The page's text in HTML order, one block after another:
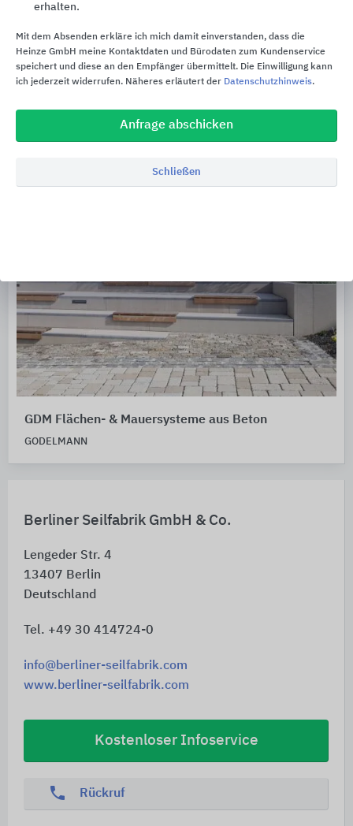
Berliner Seilfabrik GmbH & Co.
Lengeder Str. 4
13407 Berlin
Deutschland
Tel. +49 30 414724-0
info@berliner-seilfabrik.com
www.berliner-seilfabrik.com
Kostenloser Infoservice
phone Rückruf
Park- und Stadtmöbel
GDM Flächen- & Mauersysteme aus Beton
GODELMANN
erhalten.
Mit dem Absenden erkläre ich mich damit einverstanden, dass die
Heinze GmbH meine Kontaktdaten und Bürodaten zum Kundenservice
speichert und diese an den Empfänger übermittelt. Die Einwilligung kann
ich jederzeit widerrufen. Näheres erläutert der Datenschutzhinweis.
Anfrage abschicken
Schließen